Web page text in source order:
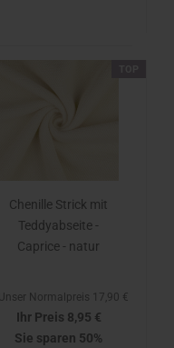
Chenille Strick mit
Teddyabseite -
Caprice - natur
Unser Normalpreis 17,90 €
Ihr Preis 8,95 €
Sie sparen 50%